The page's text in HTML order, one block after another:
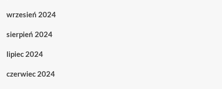
wrzesień 2024
sierpień 2024
lipiec 2024
czerwiec 2024